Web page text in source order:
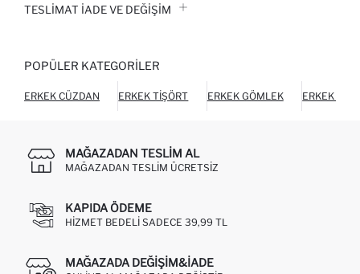
TESLIMAT İADE VE DEĞIŞIM
POPÜLER KATEGORILER
ERKEK CÜZDAN ERKEK TIŞÖRT ERKEK GÖMLEK ERKEK
MAĞAZADAN TESLIM AL
MAĞAZADAN TESLIM ÜCRETSIZ
KAPIDA ÖDEME
HIZMET BEDELI SADECE 39,99 TL
MAĞAZADA DEĞIŞIM&İADE